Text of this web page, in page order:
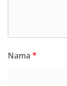
Nama *